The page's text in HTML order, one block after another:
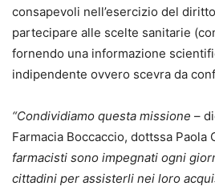
consapevoli nell’esercizio del
partecipare alle scelte sanitarie
fornendo una informazione
indipendente ovvero scevra da
“Condividiamo questa missione –
Farmacia Boccaccio, dottssa Paola
farmacisti sono impegnati ogni
cittadini per assisterli nei loro